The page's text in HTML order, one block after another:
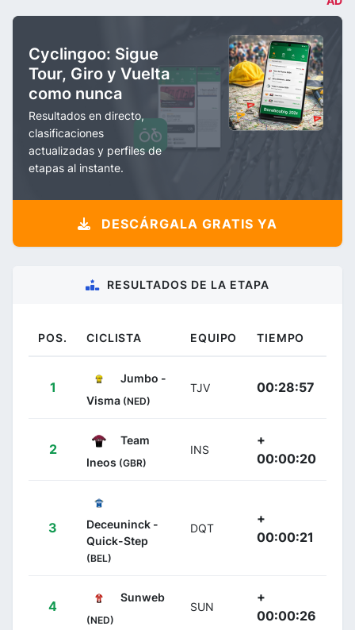
Cyclingoo: Sigue
Tour, Giro y Vuelta
como nunca
Resultados en directo,
clasificaciones
actualizadas y perfiles de
etapas al instante.
DESCÁRGALA GRATIS YA
RESULTADOS DE LA ETAPA
POS. CICLISTA EQUIPO TIEMPO
1
Jumbo -
Visma (NED)
TJV 00:28:57
2
Team
Ineos (GBR)
INS
+
00:00:20
3
Deceuninck -
Quick-Step
(BEL)
DQT
+
00:00:21
4
Sunweb
(NED)
SUN
+
00:00:26